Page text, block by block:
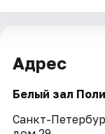
Адрес
Белый зал
Санкт-